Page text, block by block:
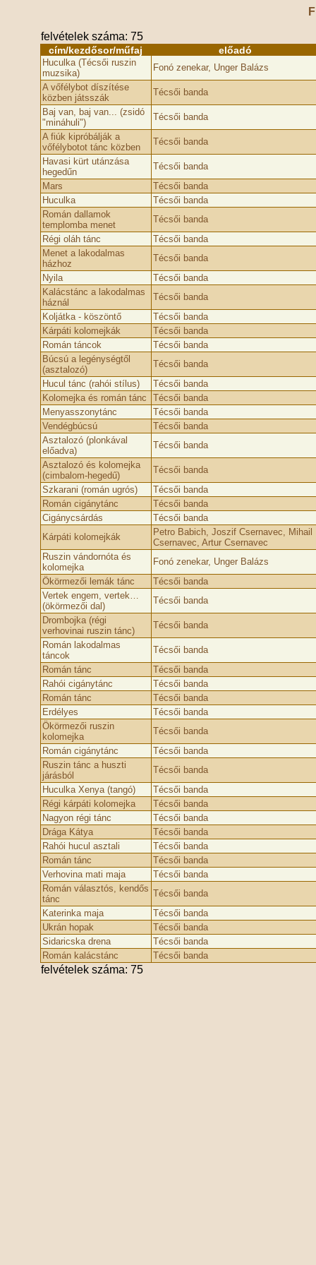
felvételek száma: 75
cím/kezdősor/műfaj előadó
Huculka (Técsői ruszin
muzsika)
Fonó zenekar, Unger Balázs
A vőfélybot díszítése
közben játsszák
Técsői banda
Baj van, baj van... (zsidó
"mináhuli")
Técsői banda
A fiúk kipróbálják a
vőfélybotot tánc közben
Técsői banda
Havasi kürt utánzása
hegedűn
Técsői banda
Mars
Técsői banda
Huculka
Técsői banda
Román dallamok
templomba menet
Técsői banda
Régi oláh tánc
Técsői banda
Menet a lakodalmas
házhoz
Técsői banda
Nyila
Técsői banda
Kalácstánc a lakodalmas
háznál
Técsői banda
Koljátka - köszöntő
Técsői banda
Kárpáti kolomejkák
Técsői banda
Román táncok
Técsői banda
Búcsú a legénységtől
(asztalozó)
Técsői banda
Hucul tánc (rahói stílus)
Técsői banda
Kolomejka és román tánc
Técsői banda
Menyasszonytánc
Técsői banda
Vendégbúcsú
Técsői banda
Asztalozó (plonkával
előadva)
Técsői banda
Asztalozó és kolomejka
(cimbalom-hegedű)
Técsői banda
Szkarani (román ugrós)
Técsői banda
Román cigánytánc
Técsői banda
Cigánycsárdás
Técsői banda
Kárpáti kolomejkák
Petro Babich, Joszif Csernavec, Mihail
Csernavec, Artur Csernavec
Ruszin vándornóta és
kolomejka
Fonó zenekar, Unger Balázs
Ökörmezői lemák tánc
Técsői banda
Vertek engem, vertek…
(ökörmezői dal)
Técsői banda
Drombojka (régi
verhovinai ruszin tánc)
Técsői banda
Román lakodalmas
táncok
Técsői banda
Román tánc
Técsői banda
Rahói cigánytánc
Técsői banda
Román tánc
Técsői banda
Erdélyes
Técsői banda
Ökörmezői ruszin
kolomejka
Técsői banda
Román cigánytánc
Técsői banda
Ruszin tánc a huszti
járásból
Técsői banda
Huculka Xenya (tangó)
Técsői banda
Régi kárpáti kolomejka
Técsői banda
Nagyon régi tánc
Técsői banda
Drága Kátya
Técsői banda
Rahói hucul asztali
Técsői banda
Román tánc
Técsői banda
Verhovina mati maja
Técsői banda
Román választós, kendős
tánc
Técsői banda
Katerinka maja
Técsői banda
Ukrán hopak
Técsői banda
Sidaricska drena
Técsői banda
Román kalácstánc
Técsői banda
felvételek száma: 75